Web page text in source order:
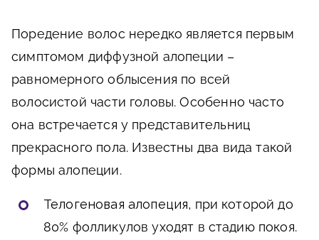
Поредение волос нередко является первым
симптомом диффузной алопеции –
равномерного облысения по всей
волосистой части головы. Особенно часто
она встречается у представительниц
прекрасного пола. Известны два вида такой
формы алопеции.
Телогеновая алопеция, при которой до
80% фолликулов уходят в стадию покоя.